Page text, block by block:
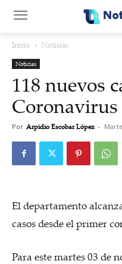
Inicio Noticias
Noticias
118 nuevos
Por Arpidio Escobar López -
El departamento
casos desde el primer
Para este martes 03 de